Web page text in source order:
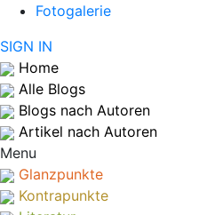
Fotogalerie
SIGN IN
Home
Alle Blogs
Blogs nach Autoren
Artikel nach Autoren
Menu
Glanzpunkte
Kontrapunkte